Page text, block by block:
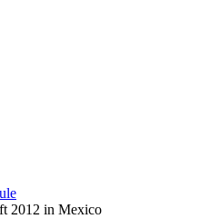
2012 in Mexico